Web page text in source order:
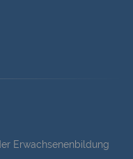
Erwachsenenbildung